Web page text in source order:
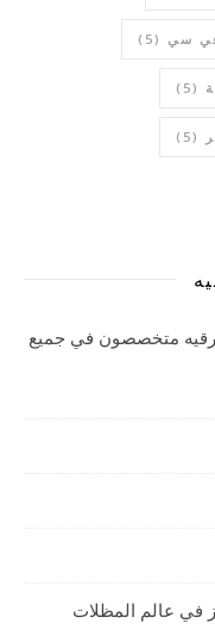
سي (5)
(5)
(5)
متخصصون في جميع
في عالم المظلات